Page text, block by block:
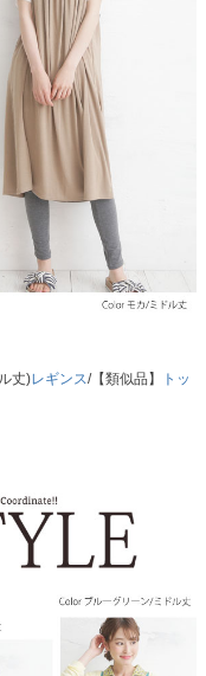
丈)レギンス/【類似品】
トッ